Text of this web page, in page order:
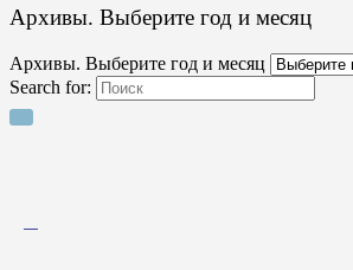
Архивы. Выберите год и месяц
Архивы. Выберите год и месяц
Search for: